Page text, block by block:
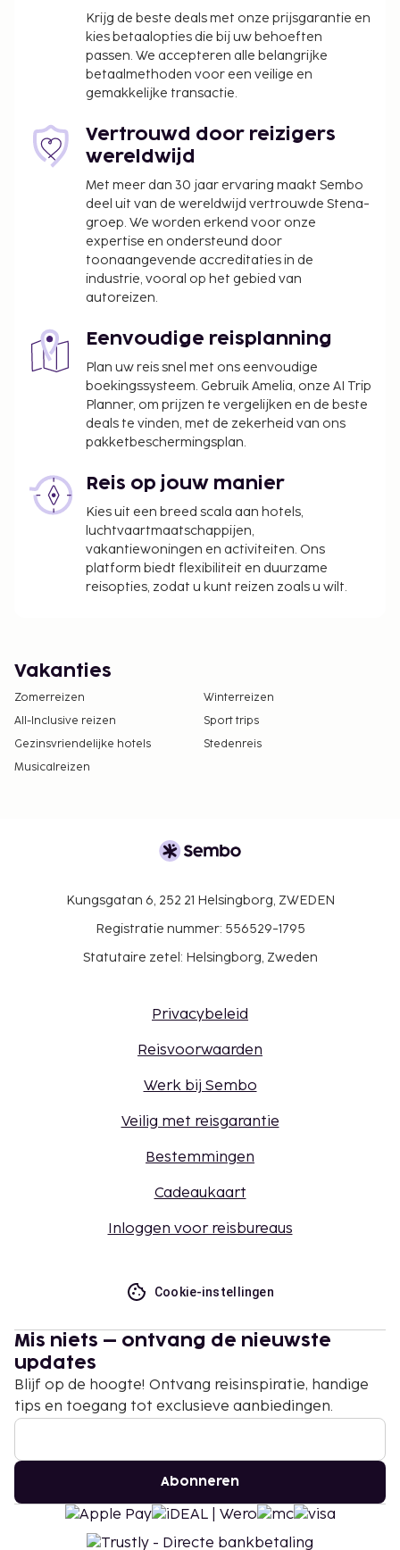
Krijg de beste deals met onze prijsgarantie en
kies betaalopties die bij uw behoeften
passen. We accepteren alle belangrijke
betaalmethoden voor een veilige en
gemakkelijke transactie.
Vertrouwd door reizigers
wereldwijd
Met meer dan 30 jaar ervaring maakt Sembo
deel uit van de wereldwijd vertrouwde Stena-
groep. We worden erkend voor onze
expertise en ondersteund door
toonaangevende accreditaties in de
industrie, vooral op het gebied van
autoreizen.
Eenvoudige reisplanning
Plan uw reis snel met ons eenvoudige
boekingssysteem. Gebruik Amelia, onze AI Trip
Planner, om prijzen te vergelijken en de beste
deals te vinden, met de zekerheid van ons
pakketbeschermingsplan.
Reis op jouw manier
Kies uit een breed scala aan hotels,
luchtvaartmaatschappijen,
vakantiewoningen en activiteiten. Ons
platform biedt flexibiliteit en duurzame
reisopties, zodat u kunt reizen zoals u wilt.
Vakanties
Zomerreizen
Winterreizen
All-Inclusive reizen
Sport trips
Gezinsvriendelijke hotels
Stedenreis
Musicalreizen
Kungsgatan 6, 252 21 Helsingborg, ZWEDEN
Registratie nummer: 556529-1795
Statutaire zetel: Helsingborg, Zweden
Privacybeleid
Reisvoorwaarden
Werk bij Sembo
Veilig met reisgarantie
Bestemmingen
Cadeaukaart
Inloggen voor reisbureaus
Cookie-instellingen
Mis niets – ontvang de nieuwste
updates
Blijf op de hoogte! Ontvang reisinspiratie, handige
tips en toegang tot exclusieve aanbiedingen.
Abonneren